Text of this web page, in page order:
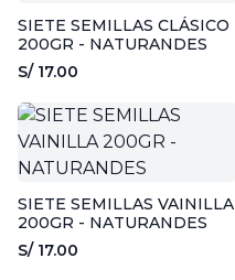
SIETE SEMILLAS CLÁSICO
200GR - NATURANDES
S/ 17.00
SIETE SEMILLAS VAINILLA
200GR - NATURANDES
S/ 17.00